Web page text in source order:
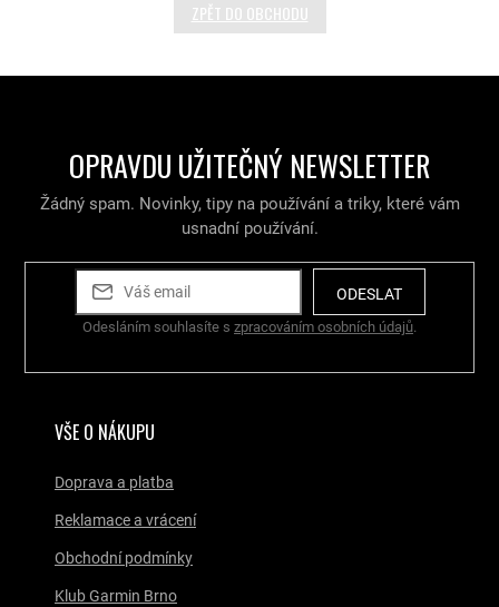
ZPĚT DO OBCHODU
OPRAVDU UŽITEČNÝ NEWSLETTER
Žádný spam. Novinky, tipy na používání a triky, které vám
usnadní používání.
ODESLAT
Odesláním souhlasíte s zpracováním osobních údajů.
VŠE O NÁKUPU
Doprava a platba
Reklamace a vrácení
Obchodní podmínky
Klub Garmin Brno